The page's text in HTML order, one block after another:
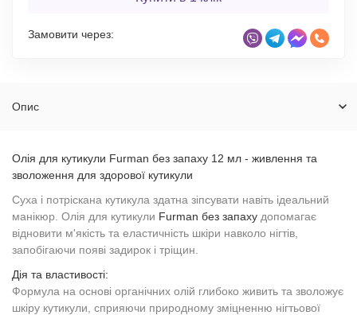
Замовити через:
Опис
Олія для кутикули Furman без запаху 12 мл - живлення та
зволоження для здорової кутикули
Суха і потріскана кутикула здатна зіпсувати навіть ідеальний
манікюр. Олія для кутикули Furman без запаху допомагає
відновити м'якість та еластичність шкіри навколо нігтів,
запобігаючи появі задирок і тріщин.
Дія та властивості:
Формула на основі органічних олій глибоко живить та зволожує
шкіру кутикули, сприяючи природному зміцненню нігтьової